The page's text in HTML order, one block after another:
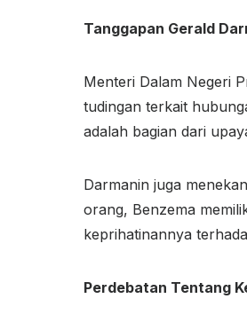
Tanggapan Gerald
Menteri Dalam Negeri
tudingan terkait
adalah bagian dari
Darmanin juga
orang, Benzema
keprihatinannya
Perdebatan Tentang